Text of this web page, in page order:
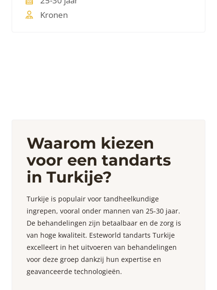
Kronen
Waarom kiezen
voor een tandarts
in Turkije?
Turkije is populair voor tandheelkundige
ingrepen, vooral onder mannen van 25-30 jaar.
De behandelingen zijn betaalbaar en de zorg is
van hoge kwaliteit. Esteworld tandarts Turkije
excelleert in het uitvoeren van behandelingen
voor deze groep dankzij hun expertise en
geavanceerde technologieën.